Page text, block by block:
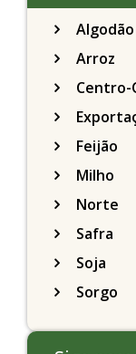
Algodão
Arroz
Centro-
Feijão
Milho
Norte
Safra
Soja
Sorgo